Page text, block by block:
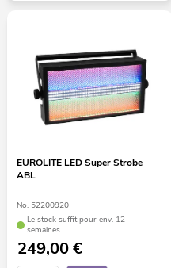
EUROLITE LED Super Strobe
ABL
No. 52200920
Le stock suffit pour env. 12
semaines.
249,00€